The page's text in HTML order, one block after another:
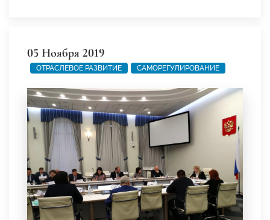
05 Ноября 2019
ОТРАСЛЕВОЕ РАЗВИТИЕ САМОРЕГУЛИРОВАНИЕ